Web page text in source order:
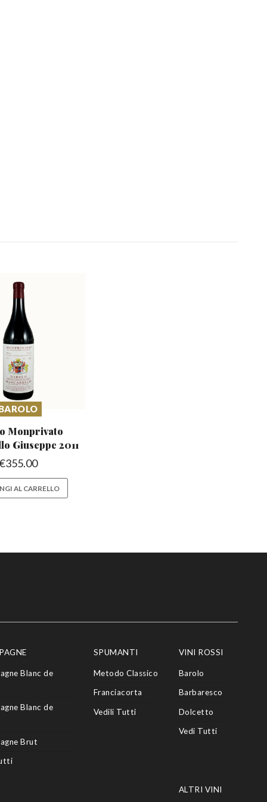
Monprivato
Giuseppe 2011
355.00
AL CARRELLO
Blanc de
Blanc de
Brut
SPUMANTI
Metodo Classico
Franciacorta
Vedili Tutti
VINI ROSSI
Barolo
Barbaresco
Dolcetto
Vedi Tutti
ALTRI VINI